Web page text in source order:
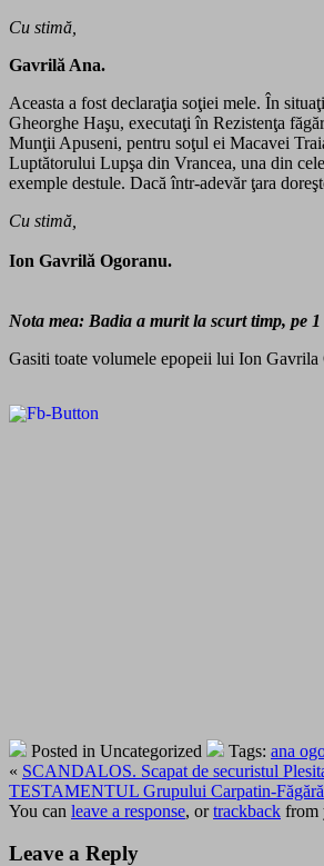
Cu stimă,
Gavrilă Ana.
Aceasta a fost declaraţia soţiei mele. În
Gheorghe Haşu, executaţi în Rezistenţa
Munţii Apuseni, pentru soţul ei Macavei
Luptătorului Lupşa din Vrancea, una din
exemple destule. Dacă într-adevăr ţara
Cu stimă,
Ion Gavrilă Ogoranu.
Nota mea: Badia a murit la scurt timp, pe
Gasiti toate volumele epopeii lui Ion Gavrila
Posted in Uncategorized Tags: ana
« SCANDALOS. Scapat de securistul
TESTAMENTUL Grupului Carpatin-
You can leave a response, ortrackback from
Leave a Reply